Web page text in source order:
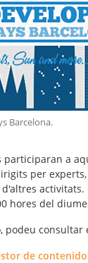
Barcelona.
participaran a
per experts,
hores del
podeu consultar
de